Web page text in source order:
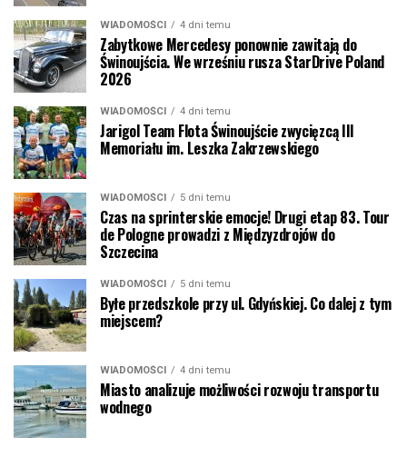
WIADOMOŚCI 4 dni temu
Zabytkowe Mercedesy ponownie zawitają do
Świnoujścia. We wrześniu rusza StarDrive Poland
2026
WIADOMOŚCI 4 dni temu
Jarigol Team Flota Świnoujście zwycięzcą III
Memoriału im. Leszka Zakrzewskiego
WIADOMOŚCI 5 dni temu
Czas na sprinterskie emocje! Drugi etap 83. Tour
de Pologne prowadzi z Międzyzdrojów do
Szczecina
WIADOMOŚCI 5 dni temu
Byłe przedszkole przy ul. Gdyńskiej. Co dalej z tym
miejscem?
WIADOMOŚCI 4 dni temu
Miasto analizuje możliwości rozwoju transportu
wodnego